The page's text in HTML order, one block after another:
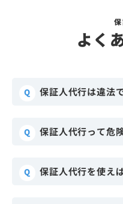
よく
Q 保証人代行は違法
Q 保証人代行って危
Q 保証人代行を使え